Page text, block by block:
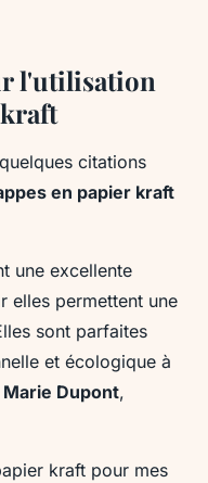
l'utilisation
citations
en papier kraft
une excellente
elles permettent une
sont parfaites
et écologique à
Marie Dupont,
kraft pour mes